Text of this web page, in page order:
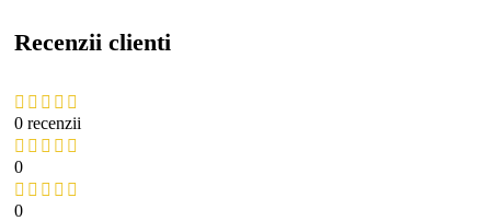
Recenzii clienti
0 recenzii
0
0